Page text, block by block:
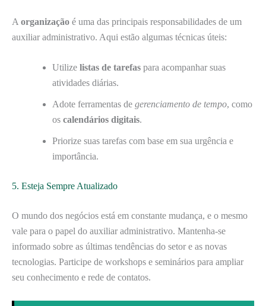
A organização é uma das principais responsabilidades de um
auxiliar administrativo. Aqui estão algumas técnicas úteis:
Utilize listas de tarefas para acompanhar suas
atividades diárias.
Adote ferramentas de gerenciamento de tempo, como
os calendários digitais.
Priorize suas tarefas com base em sua urgência e
importância.
5. Esteja Sempre Atualizado
O mundo dos negócios está em constante mudança, e o mesmo
vale para o papel do auxiliar administrativo. Mantenha-se
informado sobre as últimas tendências do setor e as novas
tecnologias. Participe de workshops e seminários para ampliar
seu conhecimento e rede de contatos.